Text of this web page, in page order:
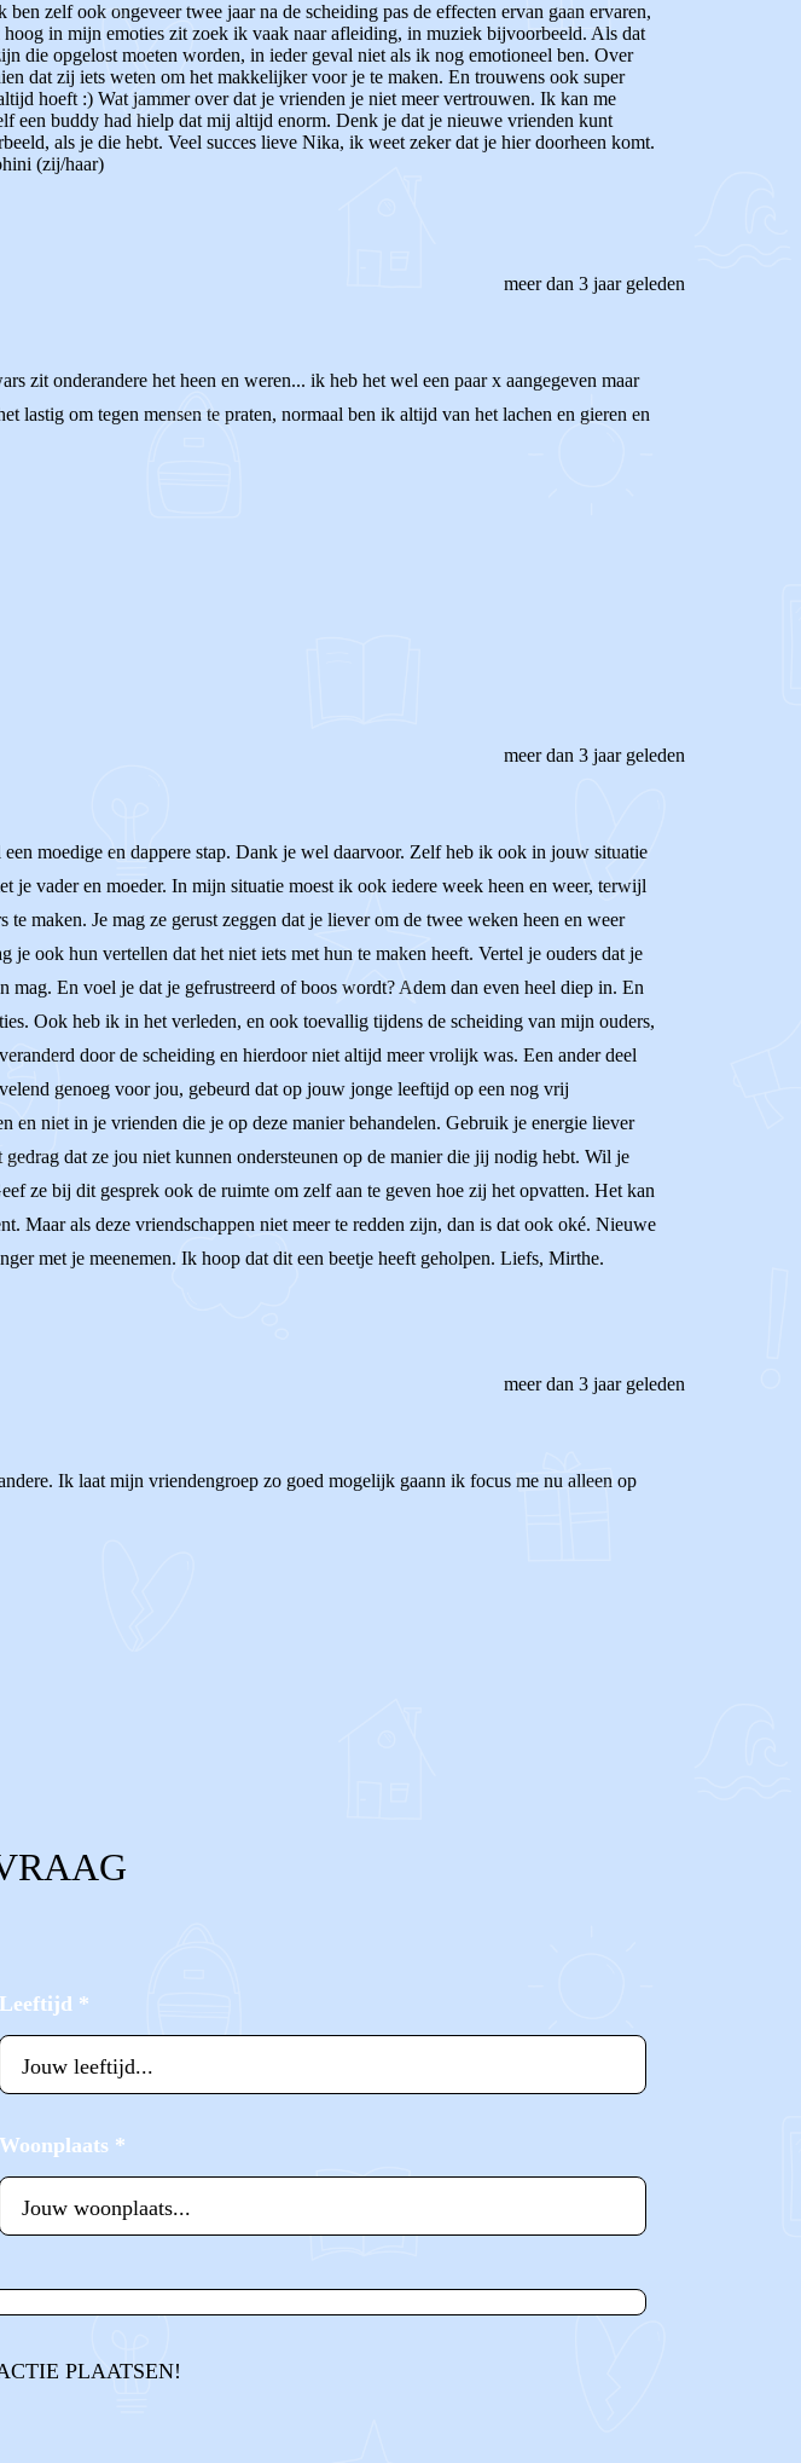
zelf ook ongeveer twee jaar na de scheiding pas de effecten ervan gaan ervaren,
in mijn emoties zit zoek ik vaak naar afleiding, in muziek bijvoorbeeld. Als dat
die opgelost moeten worden, in ieder geval niet als ik nog emotioneel ben. Over
dat zij iets weten om het makkelijker voor je te maken. En trouwens ook super
hoeft :) Wat jammer over dat je vrienden je niet meer vertrouwen. Ik kan me
een buddy had hielp dat mij altijd enorm. Denk je dat je nieuwe vrienden kunt
als je die hebt. Veel succes lieve Nika, ik weet zeker dat je hier doorheen komt.
(zij/haar)
meer dan 3 jaar geleden
zit onderandere het heen en weren... ik heb het wel een paar x aangegeven maar
lastig om tegen mensen te praten, normaal ben ik altijd van het lachen en gieren en
meer dan 3 jaar geleden
moedige en dappere stap. Dank je wel daarvoor. Zelf heb ik ook in jouw situatie
je vader en moeder. In mijn situatie moest ik ook iedere week heen en weer, terwijl
maken. Je mag ze gerust zeggen dat je liever om de twee weken heen en weer
ook hun vertellen dat het niet iets met hun te maken heeft. Vertel je ouders dat je
En voel je dat je gefrustreerd of boos wordt? Adem dan even heel diep in. En
Ook heb ik in het verleden, en ook toevallig tijdens de scheiding van mijn ouders,
door de scheiding en hierdoor niet altijd meer vrolijk was. Een ander deel
genoeg voor jou, gebeurd dat op jouw jonge leeftijd op een nog vrij
niet in je vrienden die je op deze manier behandelen. Gebruik je energie liever
dat ze jou niet kunnen ondersteunen op de manier die jij nodig hebt. Wil je
ze bij dit gesprek ook de ruimte om zelf aan te geven hoe zij het opvatten. Het kan
Maar als deze vriendschappen niet meer te redden zijn, dan is dat ook oké. Nieuwe
met je meenemen. Ik hoop dat dit een beetje heeft geholpen. Liefs, Mirthe.
meer dan 3 jaar geleden
Ik laat mijn vriendengroep zo goed mogelijk gaann ik focus me nu alleen op
Leeftijd *
Woonplaats *
PLAATSEN!